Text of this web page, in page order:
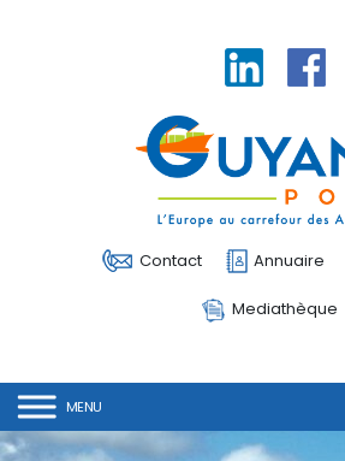
Linkedin
Contact Annuaire
Mediathèque